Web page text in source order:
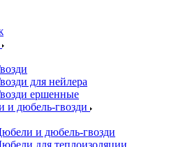
для нейлера
ершенные
и дюбель-гвозди
и дюбель-гвозди
для теплоизоляции